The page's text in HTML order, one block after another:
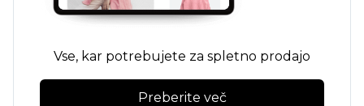
Vse, kar potrebujete za spletno prodajo
Preberite več